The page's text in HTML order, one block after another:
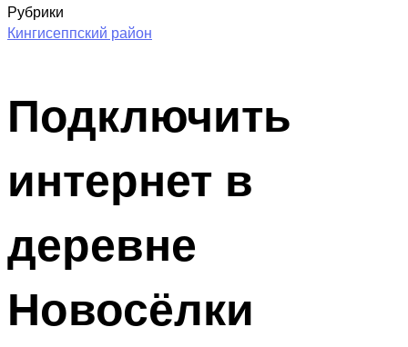
Рубрики
Кингисеппский район
Подключить
интернет в
деревне
Новосёлки